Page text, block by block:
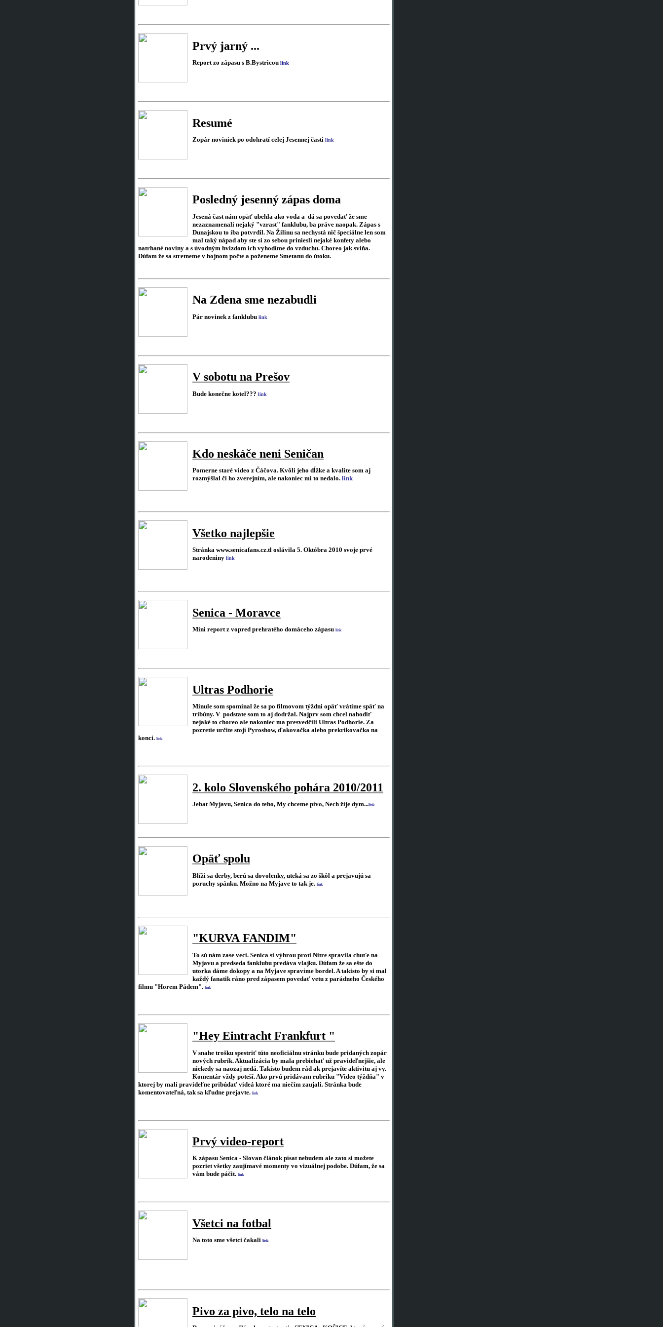
Prvý jarný ...
Report zo zápasu s B.Bystricou link
Resumé
Zopár noviniek po odohratí celej Jesennej časti link
Posledný jesenný zápas doma
Jesená čast nám opäť ubehla ako voda a dá sa povedať že sme
nezaznamenali nejaký "vzrast" fanklubu, ba práve naopak. Zápas s
Dunajskou to iba potvrdil. Na Žilinu sa nechystá nič špeciálne len som
mal taký nápad aby ste si zo sebou priniesli nejaké konfety alebo
natrhané noviny a s úvodným hvizdom ich vyhodíme do vzduchu. Choreo jak sviňa.
Dúfam že sa stretneme v hojnom počte a poženeme Smetanu do útoku.
Na Zdena sme nezabudli
Pár novinek z fanklubu link
V sobotu na Prešov
Bude konečne kotel??? link
Kdo neskáče neni Seničan
Pomerne staré video z Čáčova. Kvôli jeho dĺžke a kvalite som aj
rozmýšlal či ho zverejním, ale nakoniec mi to nedalo. link
Všetko najlepšie
Stránka www.senicafans.cz.tl oslávila 5. Októbra 2010 svoje prvé
narodeniny link
Senica - Moravce
Mini report z vopred prehratého domáceho zápasu link
Ultras Podhorie
Minule som spomínal že sa po filmovom týždni opäť vrátime späť na
tribúny. V podstate som to aj dodržal. Najprv som chcel nahodiť
nejaké to choreo ale nakoniec ma presvedčili Ultras Podhorie. Za
pozretie určite stojí Pyroshow, ďakovačka alebo prekrikovačka na
konci. link
2. kolo Slovenského pohára 2010/2011
Jebat Myjavu, Senica do teho, My chceme pivo, Nech žije dym...link
Opäť spolu
Blíži sa derby, berú sa dovolenky, uteká sa zo škôl a prejavujú sa
poruchy spánku. Možno na Myjave to tak je. link
"KURVA FANDIM"
To sú nám zase veci. Senica si výhrou proti Nitre spravila chuťe na
Myjavu a predseda fanklubu predáva vlajku. Dúfam že sa ešte do
utorka dáme dokopy a na Myjave spravíme bordel. A takisto by si mal
každý fanatik ráno pred zápasem povedať vetu z parádneho Českého
filmu "Horem Pádem". link
"Hey Eintracht Frankfurt "
V snahe trošku spestriť túto neoficiálnu stránku bude pridaných zopár
nových rubrík. Aktualizácia by mala prebiehať už pravideľnejšie, ale
niekedy sa naozaj nedá. Takisto budem rád ak prejavíte aktivitu aj vy.
Komentár vždy poteší. Ako prvú pridávam rubriku "Video týždňa" v
ktorej by mali pravideľne pribúdať videá ktoré ma niečím zaujali. Stránka bude
komentovateľná, tak sa kľudne prejavte. link
Prvý video-report
K zápasu Senica - Slovan článok písat nebudem ale zato si možete
pozriet všetky zaujímavé momenty vo vizuálnej podobe. Dúfam, že sa
vám bude páčit. link
Všetci na fotbal
Na toto sme všetci čakali link
Pivo za pivo, telo na telo